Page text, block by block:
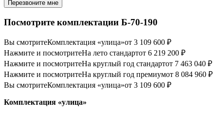
Перезвоните мне
Посмотрите комплектации Б-70-190
Вы смотритеКомплектация «улица»от 3 109 600 ₽
Нажмите и посмотритеНа лето стандартот 6 219 200 ₽
Нажмите и посмотритеНа круглый год стандартот 7 463 040 ₽
Нажмите и посмотритеНа круглый год премиумот 8 084 960 ₽
Вы смотритеКомплектация «улица»от 3 109 600 ₽
Комплектация «улица»